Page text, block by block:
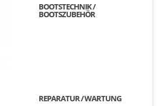
BOOTSTECHNIK /
BOOTSZUBEHÖR
REPARATUR / WARTUNG